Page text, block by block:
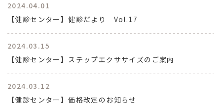
2024.04.01
【健診センター】健診だより Vol.17
2024.03.15
【健診センター】ステップエクササイズのご案内
2024.03.12
【健診センター】価格改定のお知らせ